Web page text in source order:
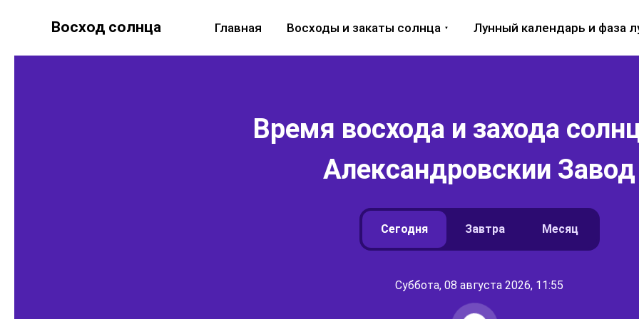
Восход солнца Главная Восходы и закаты солнца Лунный календарь и фаза
Время восхода и захода
Александровскии Завод
Сегодня Завтра Месяц
Суббота, 08 августа 2026, 11:55